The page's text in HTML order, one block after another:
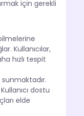
için gerekli
Kullanıcılar,
hızlı tespit
dostu
elde